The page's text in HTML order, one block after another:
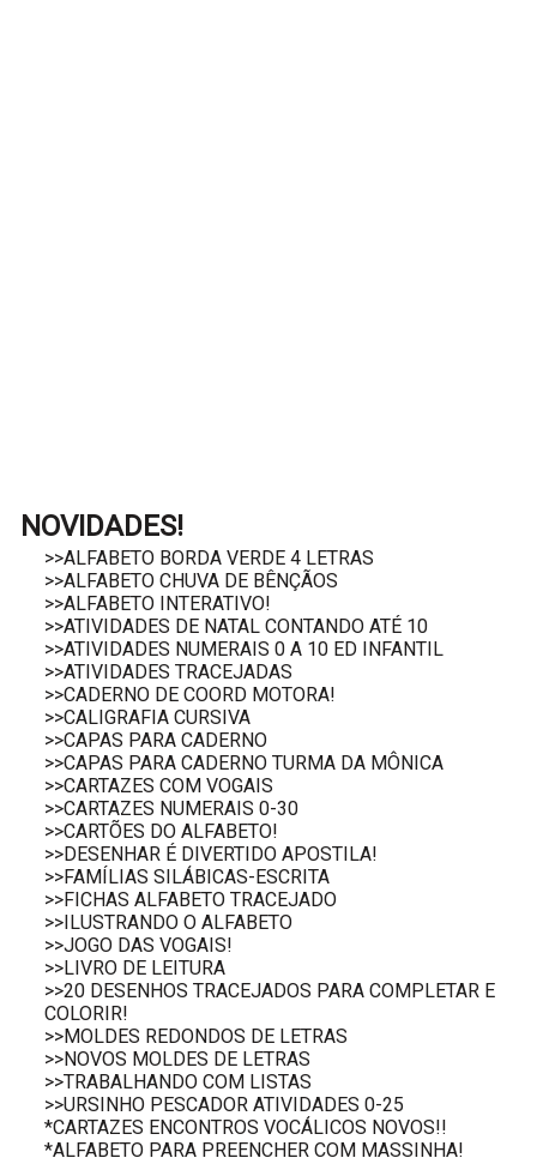
NOVIDADES!
>>ALFABETO BORDA VERDE 4 LETRAS
>>ALFABETO CHUVA DE BÊNÇÃOS
>>ALFABETO INTERATIVO!
>>ATIVIDADES DE NATAL CONTANDO ATÉ 10
>>ATIVIDADES NUMERAIS 0 A 10 ED INFANTIL
>>ATIVIDADES TRACEJADAS
>>CADERNO DE COORD MOTORA!
>>CALIGRAFIA CURSIVA
>>CAPAS PARA CADERNO
>>CAPAS PARA CADERNO TURMA DA MÔNICA
>>CARTAZES COM VOGAIS
>>CARTAZES NUMERAIS 0-30
>>CARTÕES DO ALFABETO!
>>DESENHAR É DIVERTIDO APOSTILA!
>>FAMÍLIAS SILÁBICAS-ESCRITA
>>FICHAS ALFABETO TRACEJADO
>>ILUSTRANDO O ALFABETO
>>JOGO DAS VOGAIS!
>>LIVRO DE LEITURA
>>20 DESENHOS TRACEJADOS PARA COMPLETAR E
COLORIR!
>>MOLDES REDONDOS DE LETRAS
>>NOVOS MOLDES DE LETRAS
>>TRABALHANDO COM LISTAS
>>URSINHO PESCADOR ATIVIDADES 0-25
*CARTAZES ENCONTROS VOCÁLICOS NOVOS!!
*ALFABETO PARA PREENCHER COM MASSINHA!